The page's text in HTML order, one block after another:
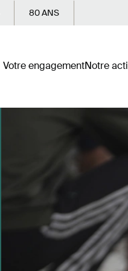
80 ANS
Votre engagementNotre